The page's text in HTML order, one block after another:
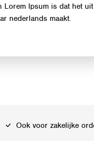
Ipsum is dat het
nederlands maakt.
Ook voor zakelijke